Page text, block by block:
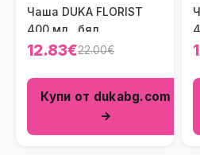
Чаша DUKA FLORIST
400 мл., бял
12.83€22.00€
Купи от dukabg.com
→